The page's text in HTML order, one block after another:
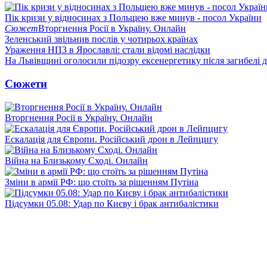
Пік кризи у відносинах з Польщею вже минув - посол України
СюжетВторгнення Росії в Україну. Онлайн
Зеленський звільнив послів у чотирьох країнах
Ураження НПЗ в Ярославлі: стали відомі наслідки
На Львівщині оголосили підозру ексенергетику після загибелі
Сюжети
Вторгнення Росії в Україну. Онлайн
Ескалація для Європи. Російський дрон в Лейпцигу
Війна на Близькому Сході. Онлайн
Зміни в армії РФ: що стоїть за рішенням Путіна
Підсумки 05.08: Удар по Києву і брак антибалістики